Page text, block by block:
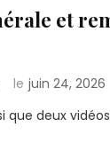
et
le juin 24, 2026
que deux